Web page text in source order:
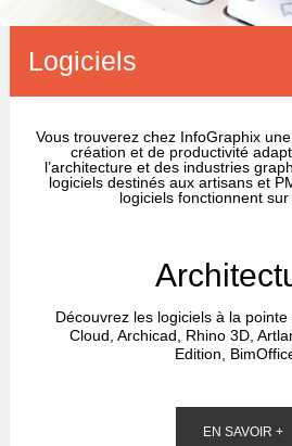
Logiciels
Vous trouverez chez InfoGraphix
création et de productivité
l’architecture et des industries
logiciels destinés aux artisans et
logiciels fonctionnent sur
Découvrez les logiciels à la
Cloud, Archicad, Rhino 3D,
Edition,
EN SAVOIR +